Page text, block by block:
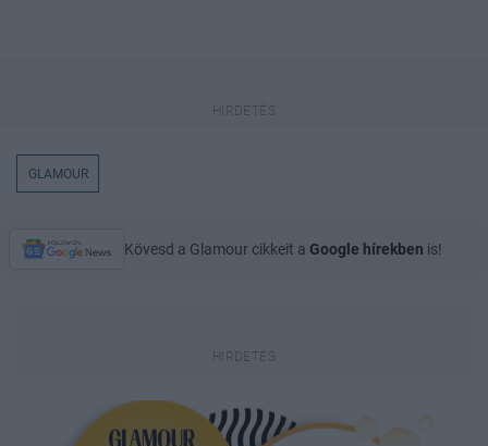
GLAMOUR
Kövesd a Glamour cikkeit a Google hírekben is!